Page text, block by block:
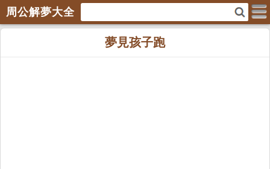
周公解夢大全
夢見孩子跑